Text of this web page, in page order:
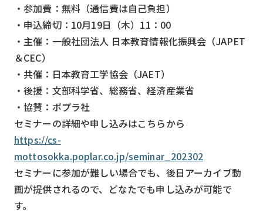
・参加費：無料（通信費は自己負担）
・申込締切：10月19日（木）11：00
・主催：一般社団法人 日本教育情報化振興会（JAPET
＆CEC）
・共催：日本教育工学協会（JAET）
・後援：文部科学省、総務省、経済産業省
・協賛：ポプラ社
セミナーの詳細や申し込みはこちらから
https://cs-
mottosokka.poplar.co.jp/seminar_202302
セミナーに参加が難しい場合でも、後日アーカイブ動
画が提供されるので、どなたでも申し込みが可能で
す。